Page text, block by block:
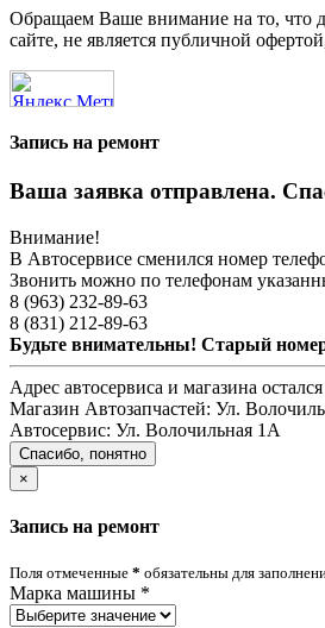
Обращаем Ваше внимание на то, что
сайте, не является публичной
Запись на ремонт
Ваша заявка отправлена.
Внимание!
В Автосервисе сменился номер
Звонить можно по телефонам
8 (963) 232-89-63
8 (831) 212-89-63
Будьте внимательны! Старый
Адрес автосервиса и магазина
Магазин Автозапчастей: Ул.
Автосервис: Ул. Волочильная 1А
Спасибо, понятно
×
Запись на ремонт
Поля отмеченные * обязательны для
Марка машины *